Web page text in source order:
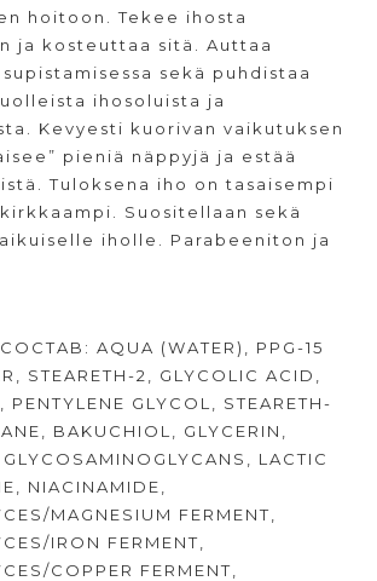
hoitoon. Tekee ihosta
ja kosteuttaa sitä. Auttaa
sekä puhdistaa
ihosoluista ja
Kevyesti kuorivan vaikutuksen
pieniä näppyjä ja estää
Tuloksena iho on tasaisempi
Suositellaan sekä
iholle. Parabeeniton ja
AQUA (WATER), PPG-15
STEARETH-2, GLYCOLIC ACID,
PENTYLENE GLYCOL, STEARETH-
BAKUCHIOL, GLYCERIN,
LACTIC
NIACINAMIDE,
MAGNESIUM FERMENT,
IRON FERMENT,
COPPER FERMENT,